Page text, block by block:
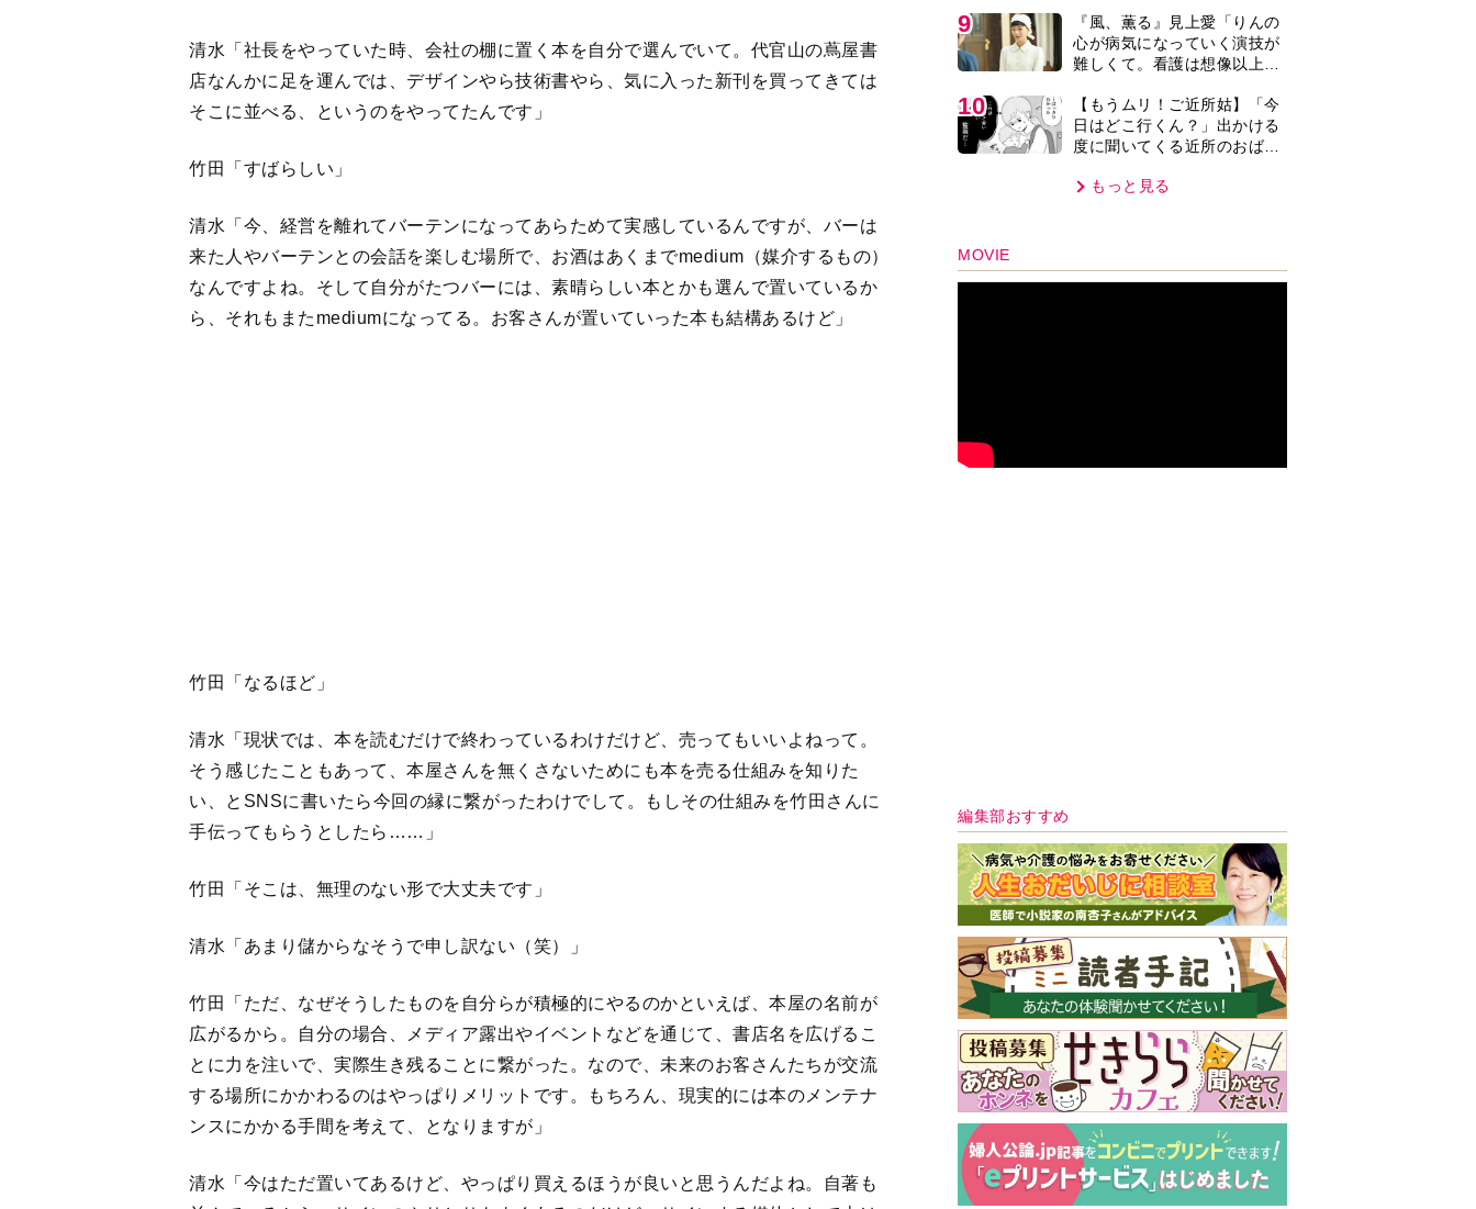
竹田「すばらしい」
清水「今、経営を離れてバーテンになってあらためて実感しているんですが、バーは
来た人やバーテンとの会話を楽しむ場所で、お酒はあくまでmedium（媒介するもの）
ら、それもまたmediumになってる。お客さんが置いていった本も結構あるけど」
竹田「なるほど」
する場所にかかわるのはやっぱりメリットです。もちろん、現実的には本のメンテナ
ンスにかかる手間を考えて、となりますが」
清水「今はただ置いてあるけど、やっぱり買えるほうが良いと思うんだよね。自著も
並んでいるから、サインのやりとりもよくあるのだけど、サインする媒体として本は
最適。記念品として、本ほど優れていて、かつ安いものはないんじゃないかな。こん
なに安くていいのか、ともたまに思うけど。今回この場をセッティングしてくれたYさ
た（笑）」
竹田「時間やコスト、やっぱりかかりますよね」
型をまず知る
編集部おすすめ
最新号 好評発売中！
実家の処分から終
の棲家までどうす
る？60代からの家
モンダイ
最新号